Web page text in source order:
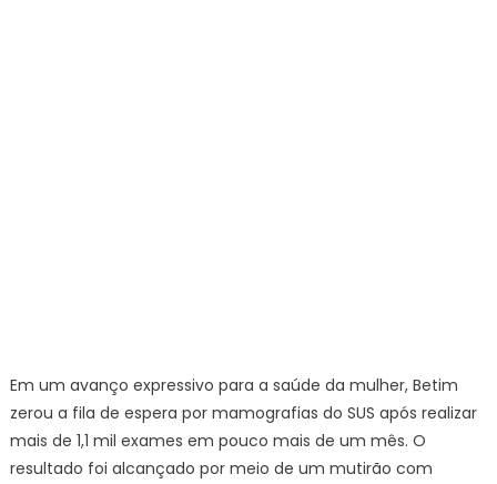
Em um avanço expressivo para a saúde da mulher, Betim
zerou a fila de espera por mamografias do SUS após realizar
mais de 1,1 mil exames em pouco mais de um mês. O
resultado foi alcançado por meio de um mutirão com